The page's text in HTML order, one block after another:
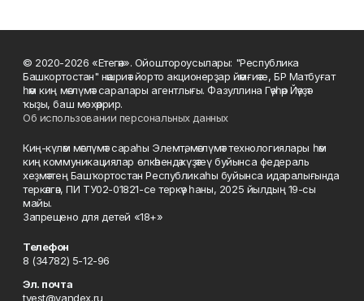
© 2020-2026 «Етегән». Ойоштороусылары: "Республика
Башкортостан" нәшриәт йорто акционерҙар йәмғиәте, БР Матбуғат
һәм киң мәғлүмәт саралары агентлығы. Фазуллина Гәүһәр Йәүҙәт
ҡыҙы, баш мөхәррир.
Об использовании персональных данных
Киң-күләм мәғлүмәт сараһы Элемтә, мәғлүмәт технологиялары һәм
киң коммуникациялар өлкәһендә күҙәтеү буйынса федераль
хеҙмәттең Башҡортостан Республикаһы буйынса идаралығында
теркәлгән, ПИ ТУ02-01821-се теркәү һаны, 2025 йылдың 19-сы
майы.
Запрещено для детей «18+»
Телефон
8 (34782) 5-12-96
Эл. почта
tvest@yandex.ru